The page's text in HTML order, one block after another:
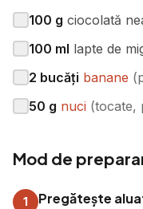
100 g ciocolată
100 ml lapte de
2 bucăți banane (
50 g nuci (tocate,
Mod de
1 Pregătește